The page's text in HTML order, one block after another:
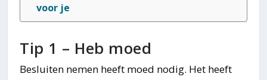
voor je
Tip 1 – Heb moed
Besluiten nemen heeft moed nodig. Het heeft